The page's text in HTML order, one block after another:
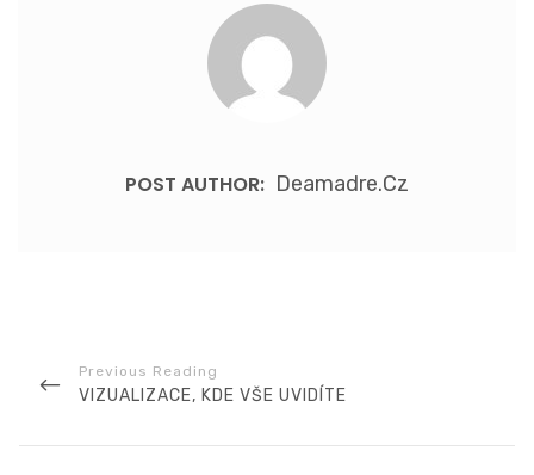
POST AUTHOR: Deamadre.cz
příspěvek
PREVIOUS
VIZUALIZACE, KDE VŠE UVIDÍTE